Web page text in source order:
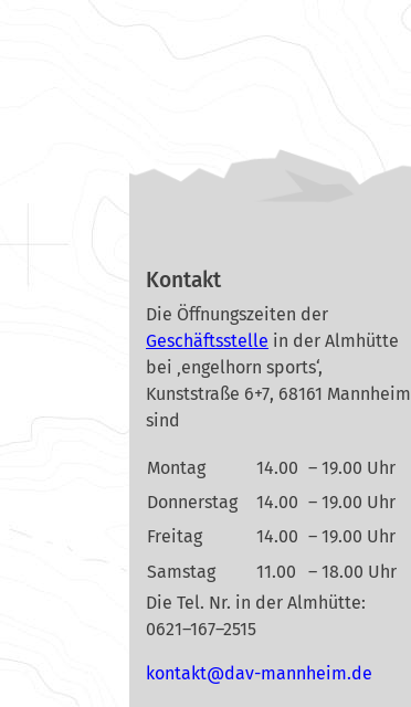
Kontakt
Die Öffnungszeiten der
Geschäftsstelle in der Almhütte
bei ‚engelhorn sports‘,
Kunststraße 6+7, 68161 Mannheim
sind
Montag 14.00 – 19.00 Uhr
Donnerstag
14.00 – 19.00 Uhr
Freitag
14.00 – 19.00 Uhr
Samstag
11.00
– 18.00 Uhr
Die Tel. Nr. in der Almhütte:
0621–167–2515
ed.mi
ehnna
m-vad
@tkat
nok